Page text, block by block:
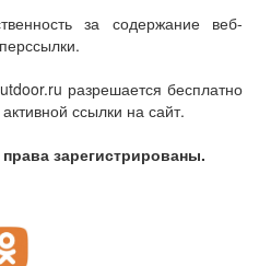
за содержание веб-
разрешается бесплатно
ссылки на сайт.
зарегистрированы.